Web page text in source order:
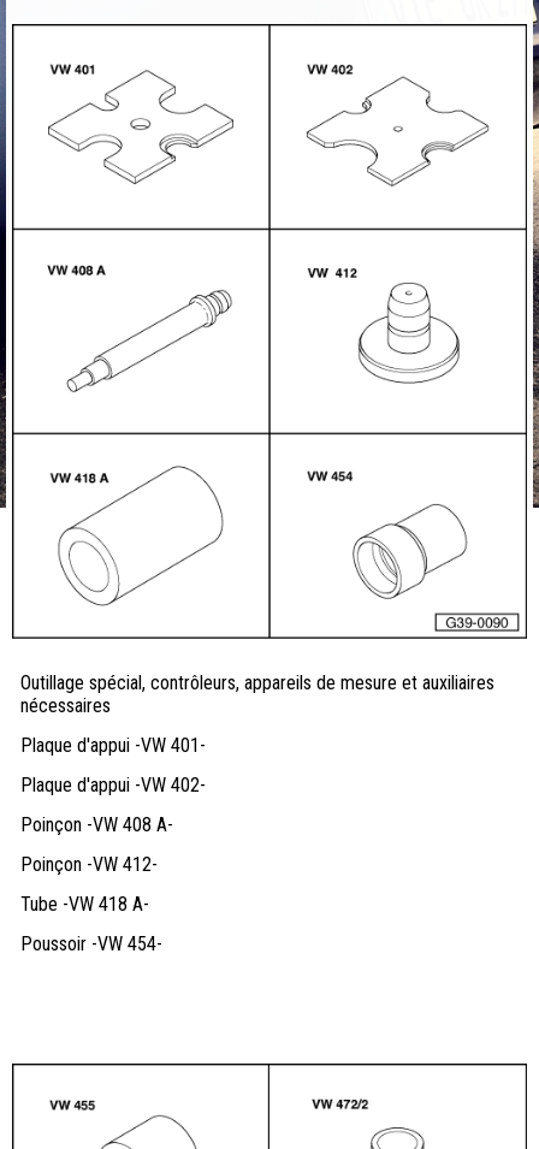
Outillage spécial, contrôleurs, appareils de mesure et auxiliaires
nécessaires
Plaque d'appui -VW 401-
Plaque d'appui -VW 402-
Poinçon -VW 408 A-
Poinçon -VW 412-
Tube -VW 418 A-
Poussoir -VW 454-